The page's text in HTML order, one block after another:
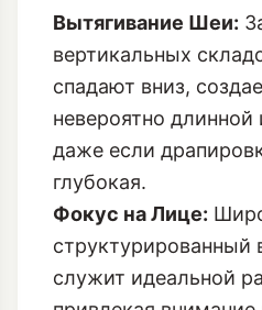
невероятно длинной
служит идеальной
привлекая внимание
зоне декольте, но
все самое